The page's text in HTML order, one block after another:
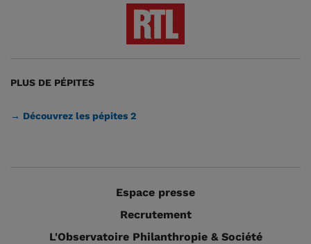
PLUS DE PÉPITES
→ Découvrez les pépites 2
Espace presse
Recrutement
L'Observatoire Philanthropie & Société